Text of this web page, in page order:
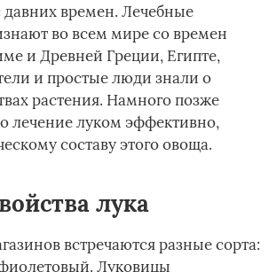
давних времен. Лечебные
во всем мире со времен
и Древней Греции, Египте,
и простые люди знали о
растения. Намного позже
лечение луком эффективно,
составу этого овоща.
лука
встречаются разные сорта:
Луковицы